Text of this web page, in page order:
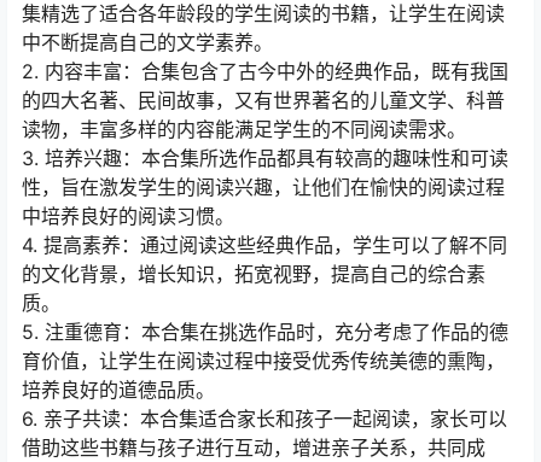
集精选了适合各年龄段的学生阅读的书籍，让学生在阅读
中不断提高自己的文学素养。
2. 内容丰富：合集包含了古今中外的经典作品，既有我国
的四大名著、民间故事，又有世界著名的儿童文学、科普
读物，丰富多样的内容能满足学生的不同阅读需求。
3. 培养兴趣：本合集所选作品都具有较高的趣味性和可读
性，旨在激发学生的阅读兴趣，让他们在愉快的阅读过程
中培养良好的阅读习惯。
4. 提高素养：通过阅读这些经典作品，学生可以了解不同
的文化背景，增长知识，拓宽视野，提高自己的综合素
质。
5. 注重德育：本合集在挑选作品时，充分考虑了作品的德
育价值，让学生在阅读过程中接受优秀传统美德的熏陶，
培养良好的道德品质。
6. 亲子共读：本合集适合家长和孩子一起阅读，家长可以
借助这些书籍与孩子进行互动，增进亲子关系，共同成